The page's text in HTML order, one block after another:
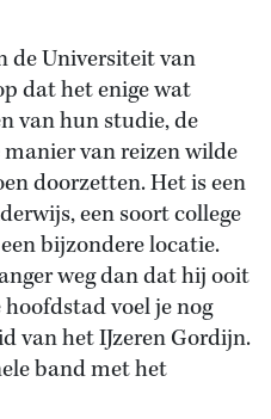
de Universiteit van
dat het enige wat
van hun studie, de
van reizen wilde
doorzetten. Het is een
een soort college
bijzondere locatie.
weg dan dat hij ooit
voel je nog
van het IJzeren Gordijn.
band met het